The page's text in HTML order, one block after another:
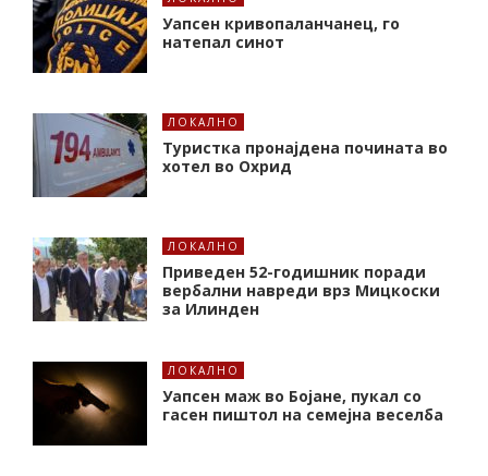
Уапсен кривопаланчанец, го
натепал синот
ЛОКАЛНО
Туристка пронајдена почината во
хотел во Охрид
ЛОКАЛНО
Приведен 52-годишник поради
вербални навреди врз Мицкоски
за Илинден
ЛОКАЛНО
Уапсен маж во Бојане, пукал со
гасен пиштол на семејна веселба